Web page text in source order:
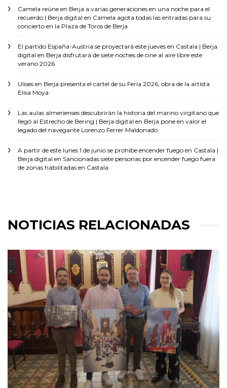
Camela reúne en Berja a varias generaciones en una noche para el
recuerdo | Berja digital en Camela agota todas las entradas para su
concierto en la Plaza de Toros de Berja
El partido España-Austria se proyectará este jueves en Castala | Berja
digital en Berja disfrutará de siete noches de cine al aire libre este
verano 2026
Ulises en Berja presenta el cartel de su Feria 2026, obra de la artista
Elisa Moya
Las aulas almerienses descubrirán la historia del marino virgitano que
llegó al Estrecho de Bering | Berja digital en Berja pone en valor el
legado del navegante Lorenzo Ferrer Maldonado
A partir de este lunes 1 de junio se prohíbe encender fuego en Castala |
Berja digital en Sancionadas siete personas por encender fuego fuera
de zonas habilitadas en Castala
NOTICIAS RELACIONADAS